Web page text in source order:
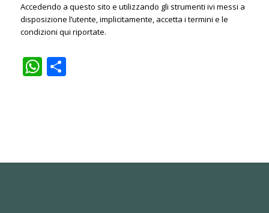
Accedendo a questo sito e utilizzando gli strumenti ivi messi a
disposizione l’utente, implicitamente, accetta i termini e le
condizioni qui riportate.
WhatsApp